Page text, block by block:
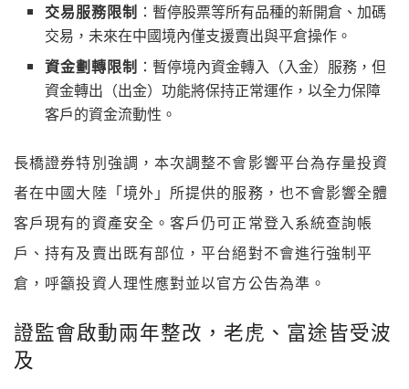
交易服務限制 ：暫停股票等所有品種的新開倉、加碼
交易，未來在中國境內僅支援賣出與平倉操作。
資金劃轉限制 ：暫停境內資金轉入（入金）服務，但
資金轉出（出金）功能將保持正常運作，以全力保障
客戶的資金流動性。
長橋證券特別強調，本次調整不會影響平台為存量投資
者在中國大陸「境外」所提供的服務，也不會影響全體
客戶現有的資產安全。客戶仍可正常登入系統查詢帳
戶、持有及賣出既有部位，平台絕對不會進行強制平
倉，呼籲投資人理性應對並以官方公告為準。
證監會啟動兩年整改，老虎、富途皆受波
及